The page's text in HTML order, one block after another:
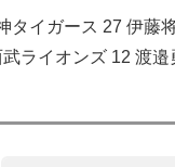
タイガース 27 伊藤
ライオンズ 12 渡邉